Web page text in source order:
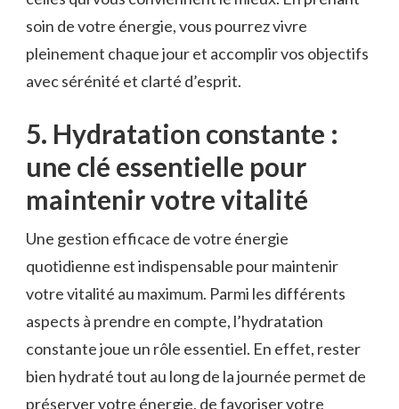
soin de ⁣votre énergie,⁤ vous pourrez vivre
pleinement chaque jour et accomplir vos objectifs
avec sérénité et clarté d’esprit.
5. Hydratation‍ constante :
⁤une clé ‌essentielle pour
maintenir votre vitalité
Une gestion efficace de votre énergie
quotidienne est indispensable pour maintenir
votre ‍vitalité au maximum.‍ Parmi ‌les‍ différents
aspects à prendre en compte, l’hydratation
constante joue un rôle essentiel. En effet, rester
bien hydraté tout au long de la journée permet de‍
préserver votre énergie,​ de favoriser votre